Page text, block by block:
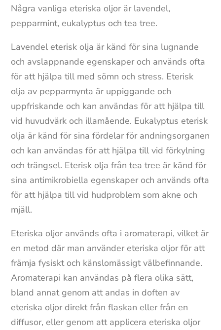
Några vanliga eteriska oljor är lavendel,
pepparmint, eukalyptus och tea tree.
Lavendel eterisk olja är känd för sina lugnande
och avslappnande egenskaper och används ofta
för att hjälpa till med sömn och stress. Eterisk
olja av pepparmynta är uppiggande och
uppfriskande och kan användas för att hjälpa till
vid huvudvärk och illamående. Eukalyptus eterisk
olja är känd för sina fördelar för andningsorganen
och kan användas för att hjälpa till vid förkylning
och trängsel. Eterisk olja från tea tree är känd för
sina antimikrobiella egenskaper och används ofta
för att hjälpa till vid hudproblem som akne och
mjäll.
Eteriska oljor används ofta i aromaterapi, vilket är
en metod där man använder eteriska oljor för att
främja fysiskt och känslomässigt välbefinnande.
Aromaterapi kan användas på flera olika sätt,
bland annat genom att andas in doften av
eteriska oljor direkt från flaskan eller från en
diffusor, eller genom att applicera eteriska oljor